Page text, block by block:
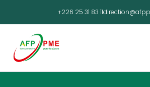
+226 25 31 83 11